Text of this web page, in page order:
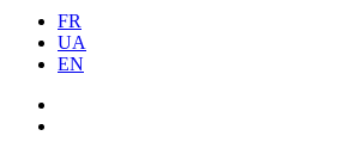
FR
UA
EN